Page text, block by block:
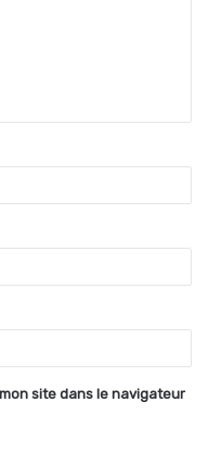
site dans le navigateur